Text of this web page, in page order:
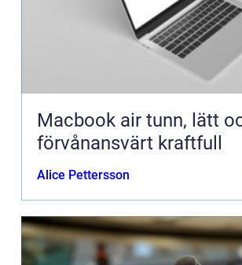
Macbook air tunn, lätt och
förvånansvärt kraftfull
Alice Pettersson